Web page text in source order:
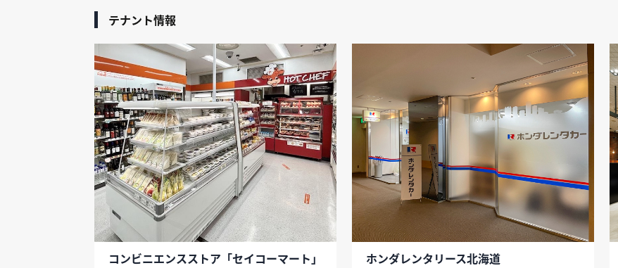
テナント情報
コンビニエンスストア「セイコーマート」
ホンダレンタリース北海道